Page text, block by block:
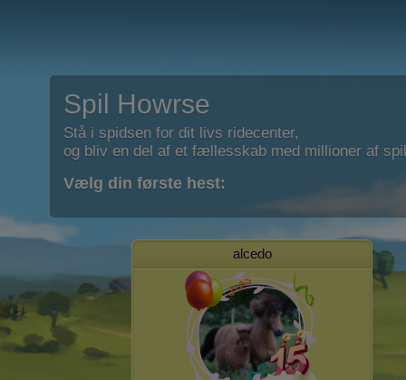
Spil Howrse
Stå i spidsen for dit livs ridecenter,
og bliv en del af et fællesskab med millioner af
Vælg din første hest:
alcedo